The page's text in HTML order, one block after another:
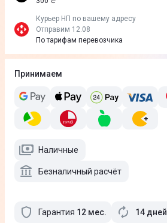
Курьер НП по вашему адресу
Отправим 12.08
По тарифам перевозчика
Принимаем
Наличные
Безналичный расчёт
Гарантия 12 мес. 14 дней